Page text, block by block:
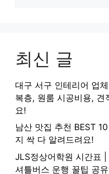
최신 글
대구 서구 인테리어 업
복층, 원룸 시공비용, 견
요!
남산 맛집 추천 BEST
지 싹 다 알려드려요!
JLS정상어학원 시간표
셔틀버스 운행 꿀팁 공